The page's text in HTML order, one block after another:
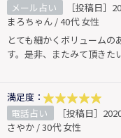
メール占い
［投稿日］
まろちゃん / 40代 女性
とても細かくボリューム
す。是非、またみて頂きた
満足度：
電話占い
［投稿日］
さやか / 30代 女性